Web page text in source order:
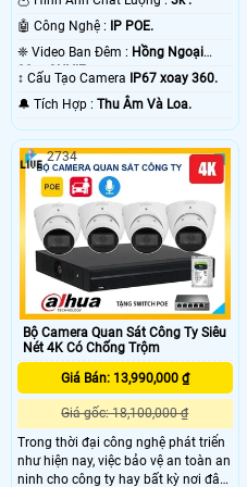
🤖️ Công Nghệ :
IP POE.
❈ Video Ban Đêm : Hồng Ngoại
30m ONVIF.
↕️ Cấu Tạo Camera
IP67 xoay 360.
️🔔 Tích Hợp : Thu Âm Và Loa.
Bộ Camera Quan Sát Công Ty Siêu
Nét 4K Có Chống Trộm
Giá Bán: 13,990,000 ₫
Giá gốc: 18,100,000 ₫
Trong thời đại công nghệ phát triển
như hiện nay, việc bảo vệ an toàn an
ninh cho công ty hay bất kỳ nơi đâu
2734